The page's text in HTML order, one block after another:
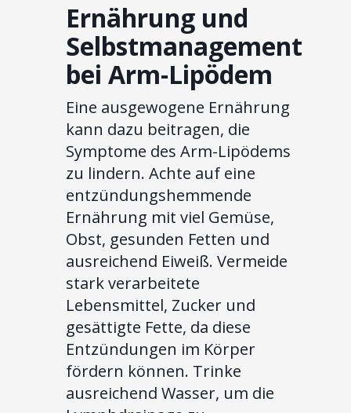
Ernährung und
Selbstmanagement
bei Arm-Lipödem
Eine ausgewogene Ernährung
kann dazu beitragen, die
Symptome des Arm-Lipödems
zu lindern. Achte auf eine
entzündungshemmende
Ernährung mit viel Gemüse,
Obst, gesunden Fetten und
ausreichend Eiweiß. Vermeide
stark verarbeitete
Lebensmittel, Zucker und
gesättigte Fette, da diese
Entzündungen im Körper
fördern können. Trinke
ausreichend Wasser, um die